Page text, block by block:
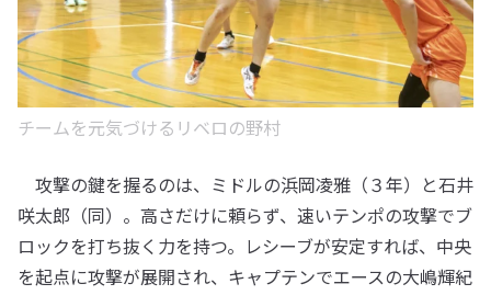
チームを元気づけるリベロの野村
攻撃の鍵を握るのは、ミドルの浜岡凌雅（３年）と石井
咲太郎（同）。高さだけに頼らず、速いテンポの攻撃でブ
ロックを打ち抜く力を持つ。レシーブが安定すれば、中央
を起点に攻撃が展開され、キャプテンでエースの大嶋輝紀